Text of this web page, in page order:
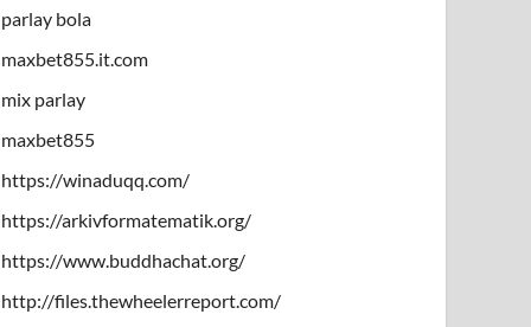
parlay bola
maxbet855.it.com
mix parlay
maxbet855
https://winaduqq.com/
https://arkivformatematik.org/
https://www.buddhachat.org/
http://files.thewheelerreport.com/